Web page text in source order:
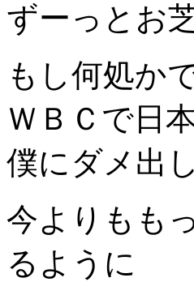
ずーっとお
もし何処か
ＷＢＣで日
僕にダメ出
今よりもも
るように